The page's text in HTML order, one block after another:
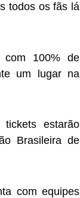
todos os fãs lá
com 100% de
um lugar na
estarão
Brasileira de
com equipes